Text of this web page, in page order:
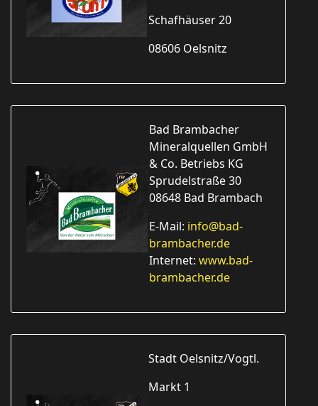
Schafhäuser 20
08606 Oelsnitz
Bad Brambacher
Mineralquellen GmbH
& Co. Betriebs KG
Sprudelstraße 30
08648 Bad Brambach
E-Mail: info@bad-
brambacher.de
Internet: www.bad-
brambacher.de
Stadt Oelsnitz/Vogtl.
Markt 1